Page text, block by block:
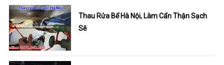
Thau Rửa Bể Hà Nội, Làm Cẩn Thận Sạch
Sẽ